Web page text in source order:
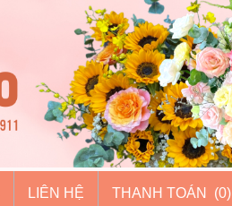
LIÊN HỆ THANH TOÁN (0)